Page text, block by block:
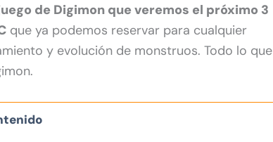
de Digimon que veremos el próximo 3
que ya podemos reservar para cualquier
y evolución de monstruos. Todo lo que